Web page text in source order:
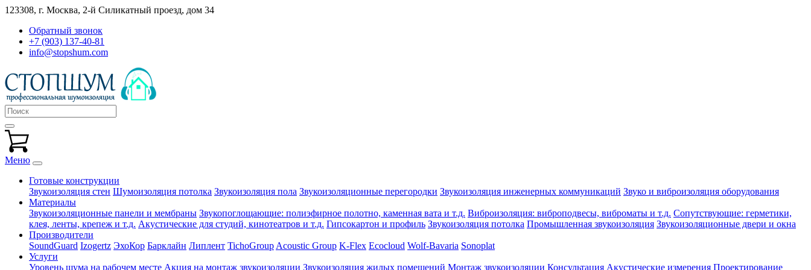
123308, г. Москва, 2-й Силикатный проезд, дом 34
Обратный звонок
+7 (903) 137-40-81
info@stopshum.com
Меню
Готовые конструкции
Звукоизоляция стен Шумоизоляция потолка Звукоизоляция пола Звукоизоляционные перегородки Звукоизоляция инженерных коммуникаций Звуко и виброизоляция оборудования
Материалы
Звукоизоляционные панели и мембраны Звукопоглощающие: полиэфирное полотно, каменная вата и т.д. Виброизоляция: виброподвесы, виброматы и т.д. Сопутствующие: герметики,
клея, ленты, крепеж и т.д. Акустические для студий, кинотеатров и т.д. Гипсокартон и профиль Звукоизоляция потолка Промышленная звукоизоляция Звукоизоляционные двери и окна
Производители
SoundGuard Izogertz ЭхоКор Барклайн Липлент TichoGroup Acoustic Group K-Flex Ecocloud Wolf-Bavaria Sonoplat
Услуги
Уровень шума на рабочем месте Акция на монтаж звукоизоляции Звукоизоляция жилых помещений Монтаж звукоизоляции Консультация Акустические измерения Проектирование